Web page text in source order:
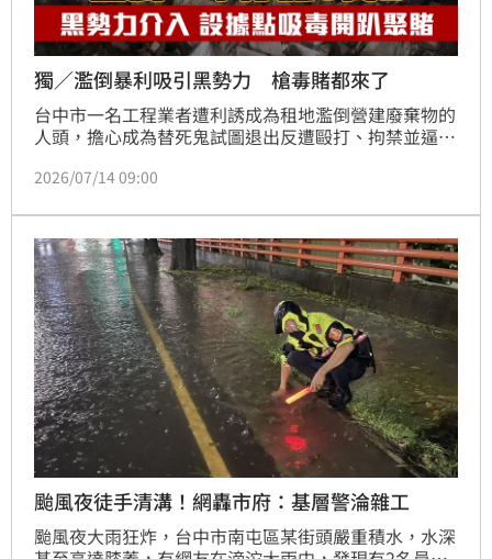
獨／濫倒暴利吸引黑勢力 槍毒賭都來了
台中市一名工程業者遭利誘成為租地濫倒營建廢棄物的
人頭，擔心成為替死鬼試圖退出反遭毆打、拘禁並逼簽
士以合法掩護非法介入廢棄物處理，濫倒一車就賺1.5
甚至連宮廟都是他們的據點，已經成為跨區龐大犯罪產
業鏈。
2026/07/14 09:00
颱風夜徒手清溝！網轟市府：基層警淪雜工
颱風夜大雨狂炸，台中市南屯區某街頭嚴重積水，水深